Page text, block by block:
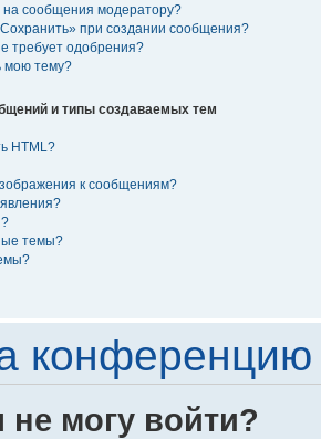
на сообщения модератору?
при создании сообщения?
требует одобрения?
мою тему?
и типы создаваемых тем
HTML?
к сообщениям?
темы?
конференцию
не могу войти?